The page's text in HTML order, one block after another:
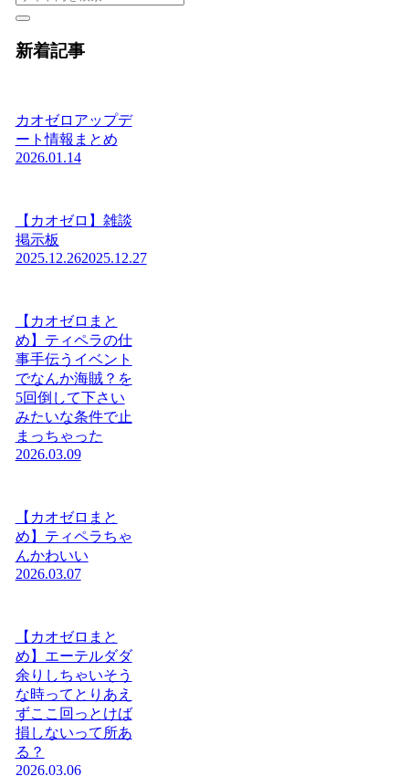
新着記事
カオゼロアップデ
ート情報まとめ
2026.01.14
【カオゼロ】雑談
掲示板
2025.12.262025.12.27
【カオゼロまと
め】ティペラの仕
事手伝うイベント
でなんか海賊？を
5回倒して下さい
みたいな条件で止
まっちゃった
2026.03.09
【カオゼロまと
め】ティペラちゃ
んかわいい
2026.03.07
【カオゼロまと
め】エーテルダダ
余りしちゃいそう
な時ってとりあえ
ずここ回っとけば
損しないって所あ
る？
2026.03.06